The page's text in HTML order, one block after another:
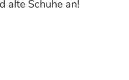
alte Schuhe an!